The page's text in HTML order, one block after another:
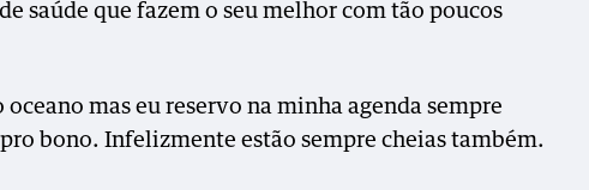
saúde que fazem o seu melhor com tão poucos
oceano mas eu reservo na minha agenda sempre
bono. Infelizmente estão sempre cheias também.